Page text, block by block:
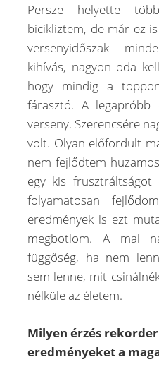
Persze helyette
bicikliztem, de már ez
versenyidőszak
kihívás, nagyon oda
hogy mindig a
fárasztó. A
verseny. Szerencsére
volt. Olyan előfordult
nem fejlődtem
egy kis
folyamatosan
eredmények is ezt
megbotlom. A mai
függőség, ha nem
sem lenne, mit
nélküle az életem.
Milyen érzés
eredményeket a